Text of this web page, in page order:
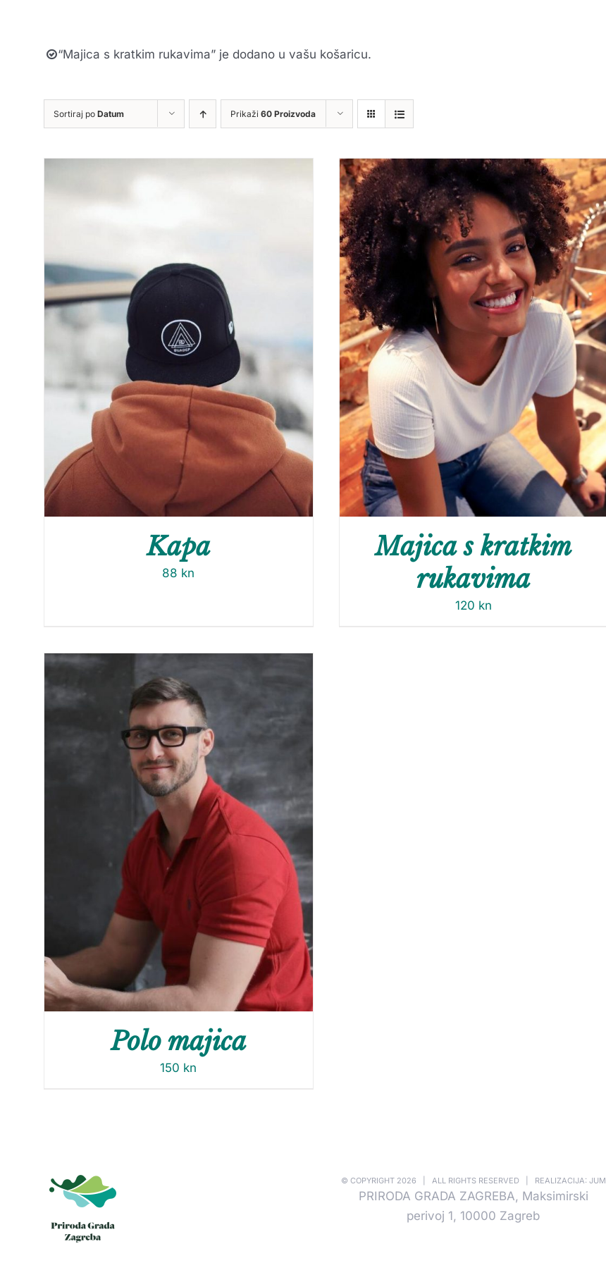
“Majica s kratkim rukavima” je dodano u vašu košaricu.
Sortiraj po Datum Prikaži 60 Proizvoda
Kapa
88 kn
Majica s kratkim
rukavima
120 kn
Polo majica
150 kn
© COPYRIGHT 2026 | ALL RIGHTS RESERVED | REALIZACIJA: JUM
PRIRODA GRADA ZAGREBA, Maksimirski
perivoj 1, 10000 Zagreb